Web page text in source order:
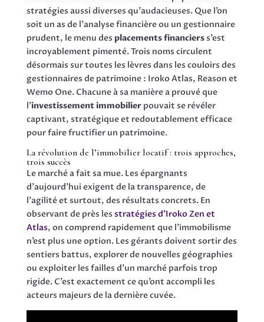
stratégies aussi diverses qu’audacieuses. Que l’on
soit un as de l’analyse financière ou un gestionnaire
prudent, le menu des placements financierss’est
incroyablement pimenté. Trois noms circulent
désormais sur toutes les lèvres dans les couloirs des
gestionnaires de patrimoine : Iroko Atlas, Reason et
Wemo One. Chacune à sa manière a prouvé que
l’investissement immobilierpouvait se révéler
captivant, stratégique et redoutablement efficace
pour faire fructifier un patrimoine.
La révolution de l’immobilier locatif : trois approches,
trois succès
Le marché a fait sa mue. Les épargnants
d’aujourd’hui exigent de la transparence, de
l’agilité et surtout, des résultats concrets. En
observant de près les stratégies d’Iroko Zen et
Atlas, on comprend rapidement que l’immobilisme
n’est plus une option. Les gérants doivent sortir des
sentiers battus, explorer de nouvelles géographies
ou exploiter les failles d’un marché parfois trop
rigide. C’est exactement ce qu’ont accompli les
acteurs majeurs de la dernière cuvée.